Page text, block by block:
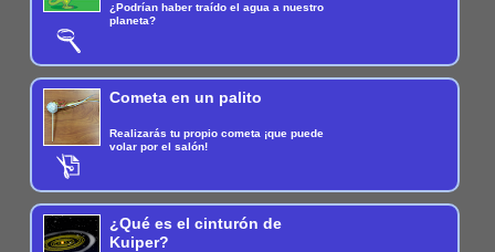
¿Podrían haber traído el agua a nuestro
planeta?
Cometa en un palito
Realizarás tu propio cometa ¡que puede
volar por el salón!
¿Qué es el cinturón de
Kuiper?